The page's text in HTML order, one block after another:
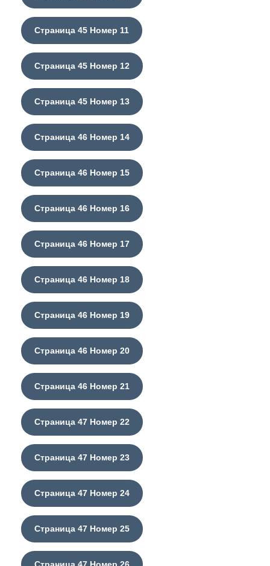
Страница 45 Номер 11
Страница 45 Номер 12
Страница 45 Номер 13
Страница 46 Номер 14
Страница 46 Номер 15
Страница 46 Номер 16
Страница 46 Номер 17
Страница 46 Номер 18
Страница 46 Номер 19
Страница 46 Номер 20
Страница 46 Номер 21
Страница 47 Номер 22
Страница 47 Номер 23
Страница 47 Номер 24
Страница 47 Номер 25
Страница 47 Номер 26